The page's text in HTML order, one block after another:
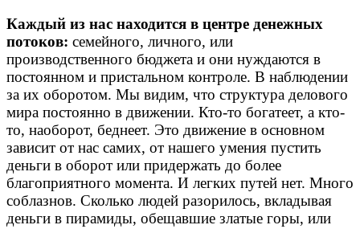
Каждый из нас находится в центре денежных
потоков: семейного, личного, или
производственного бюджета и они нуждаются в
постоянном и пристальном контроле. В наблюдении
за их оборотом. Мы видим, что структура делового
мира постоянно в движении. Кто-то богатеет, а кто-
то, наоборот, беднеет. Это движение в основном
зависит от нас самих, от нашего умения пустить
деньги в оборот или придержать до более
благоприятного момента. И легких путей нет. Много
соблазнов. Сколько людей разорилось, вкладывая
деньги в пирамиды, обещавшие златые горы, или